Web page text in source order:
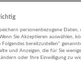
personenbezogene
Sie Akzeptieren auswählen,
bereitzustellen“
und Anzeigen, die für Sie
oder Ihre Einwilligung zu